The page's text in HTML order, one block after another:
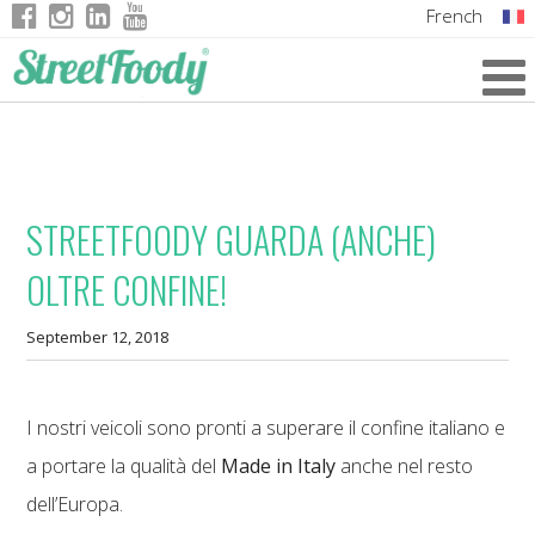
French
STREETFOODY GUARDA (ANCHE)
OLTRE CONFINE!
September 12, 2018
I nostri veicoli sono pronti a superare il confine italiano e
a portare la qualità del Made in Italy anche nel resto
dell’Europa.